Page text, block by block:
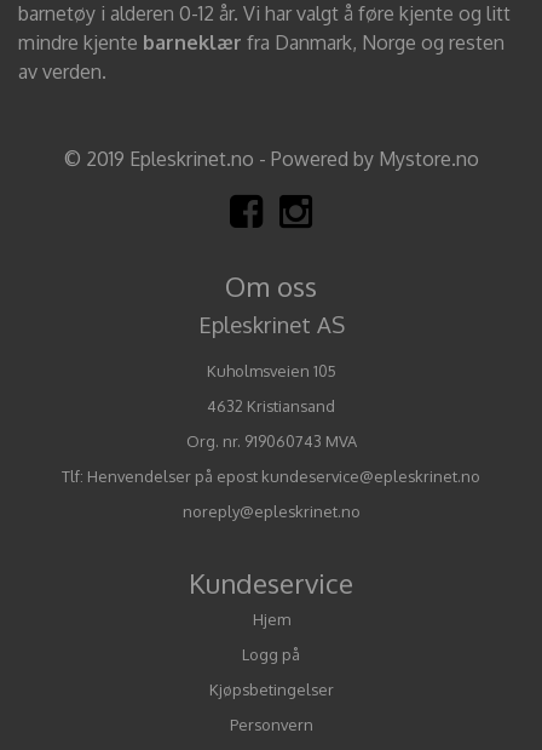
barnetøy i alderen 0-12 år. Vi har valgt å føre kjente og litt
mindre kjente barneklær fra Danmark, Norge og resten
av verden.
© 2019 Epleskrinet.no - Powered by Mystore.no
Om oss
Epleskrinet AS
Kuholmsveien 105
4632 Kristiansand
Org. nr. 919060743 MVA
Tlf: Henvendelser på epost kundeservice@epleskrinet.no
noreply@epleskrinet.no
Kundeservice
Hjem
Logg på
Kjøpsbetingelser
Personvern